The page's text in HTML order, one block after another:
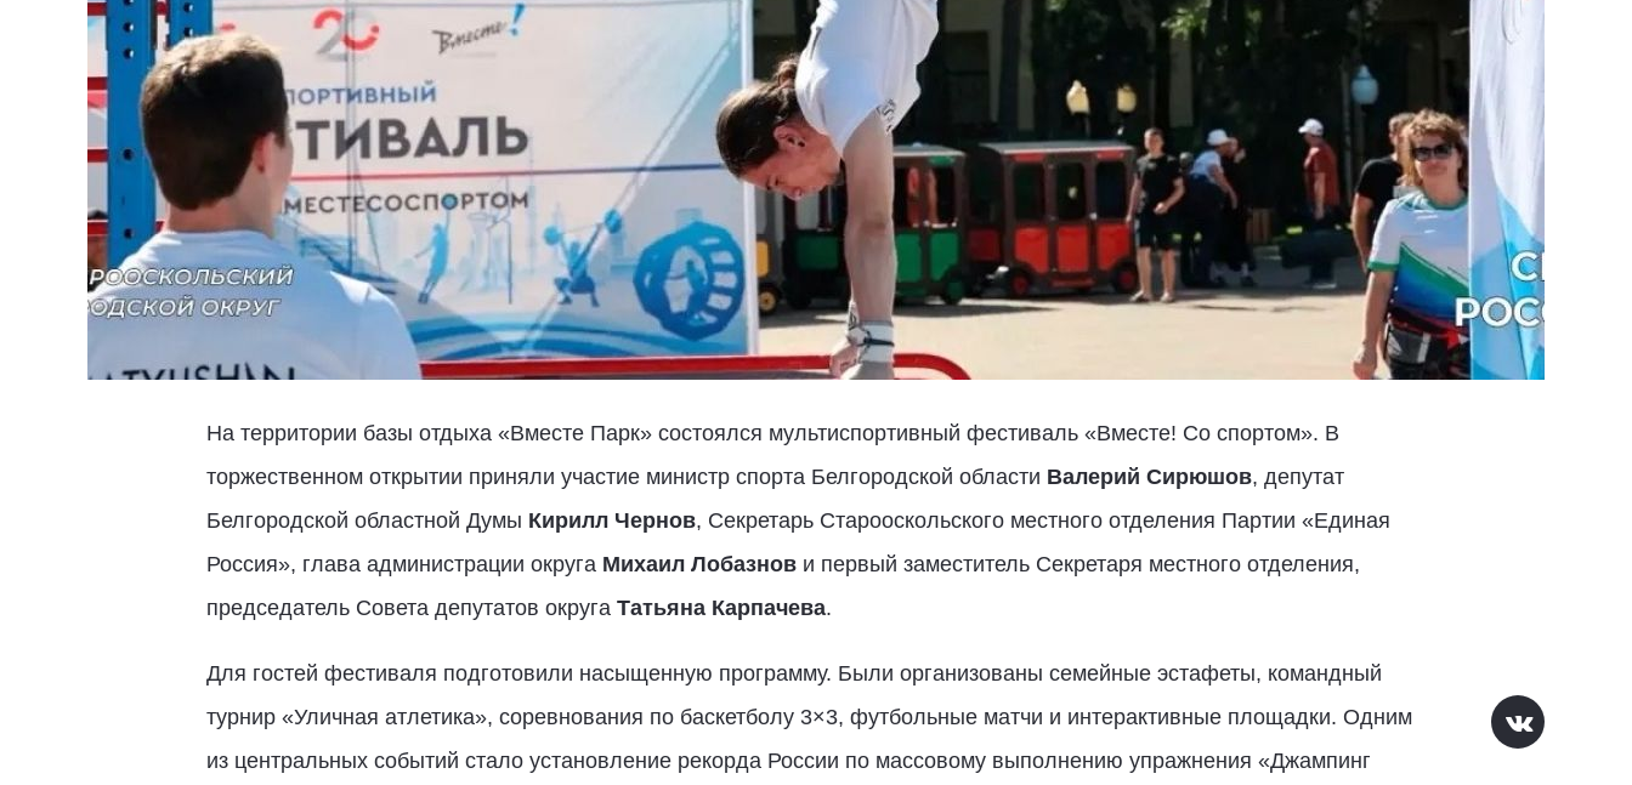
На территории базы отдыха «Вместе Парк» состоялся мультиспортивный фестиваль «Вместе! Со спортом». В
торжественном открытии приняли участие министр спорта Белгородской области Валерий Сирюшов, депутат
Белгородской областной Думы Кирилл Чернов, Секретарь Старооскольского местного отделения Партии «Единая
Россия», глава администрации округа Михаил Лобазнов и первый заместитель Секретаря местного отделения,
председатель Совета депутатов округа Татьяна Карпачева.
Для гостей фестиваля подготовили насыщенную программу. Были организованы семейные эстафеты, командный
турнир «Уличная атлетика», соревнования по баскетболу 3×3, футбольные матчи и интерактивные площадки. Одним
из центральных событий стало установление рекорда России по массовому выполнению упражнения «Джампинг